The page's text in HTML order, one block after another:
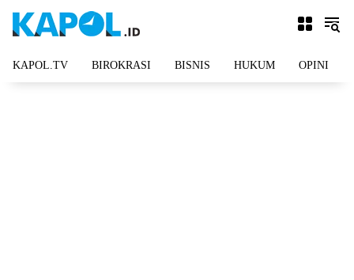
KAPOL.TV BIROKRASI BISNIS HUKUM OPINI